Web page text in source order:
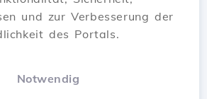
und zur Verbesserung der
des Portals.
Notwendig